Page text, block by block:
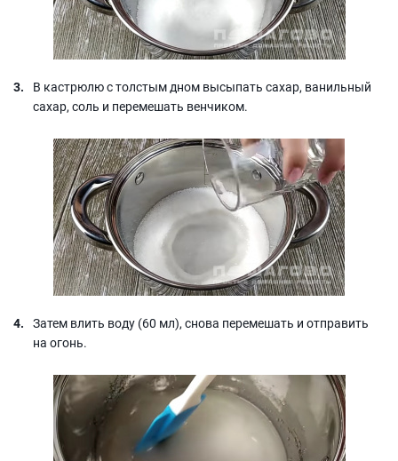
В кастрюлю с толстым дном высыпать сахар, ванильный
сахар, соль и перемешать венчиком.
Затем влить воду (60 мл), снова перемешать и отправить
на огонь.